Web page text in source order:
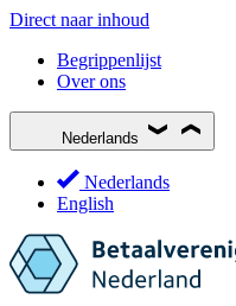
Direct naar inhoud
Begrippenlijst
Over ons
Nederlands
Nederlands
English